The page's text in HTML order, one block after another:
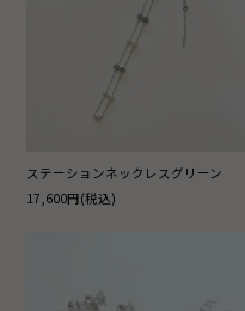
ステーションネックレスグリーン
17,600円(税込)